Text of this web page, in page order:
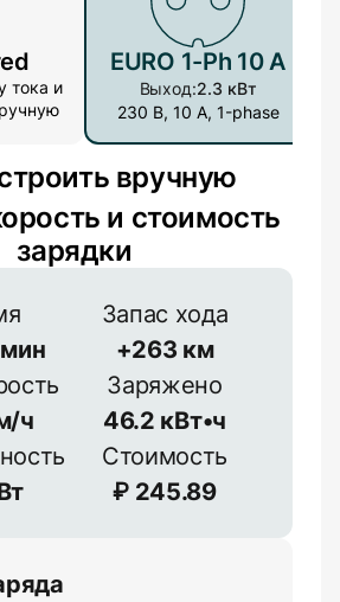
тока и
EURO 1-Ph 10 A
Выход:2.3 кВт
230 В, 10 А, 1-phase
вручную
Подключение
но встречается реже
3-фазное
и стоимость
зарядки
мин
Запас хода
+263 км
ч
Заряжено
46.2 кВт•ч
≈90 %Стоимость
₽ 245.89